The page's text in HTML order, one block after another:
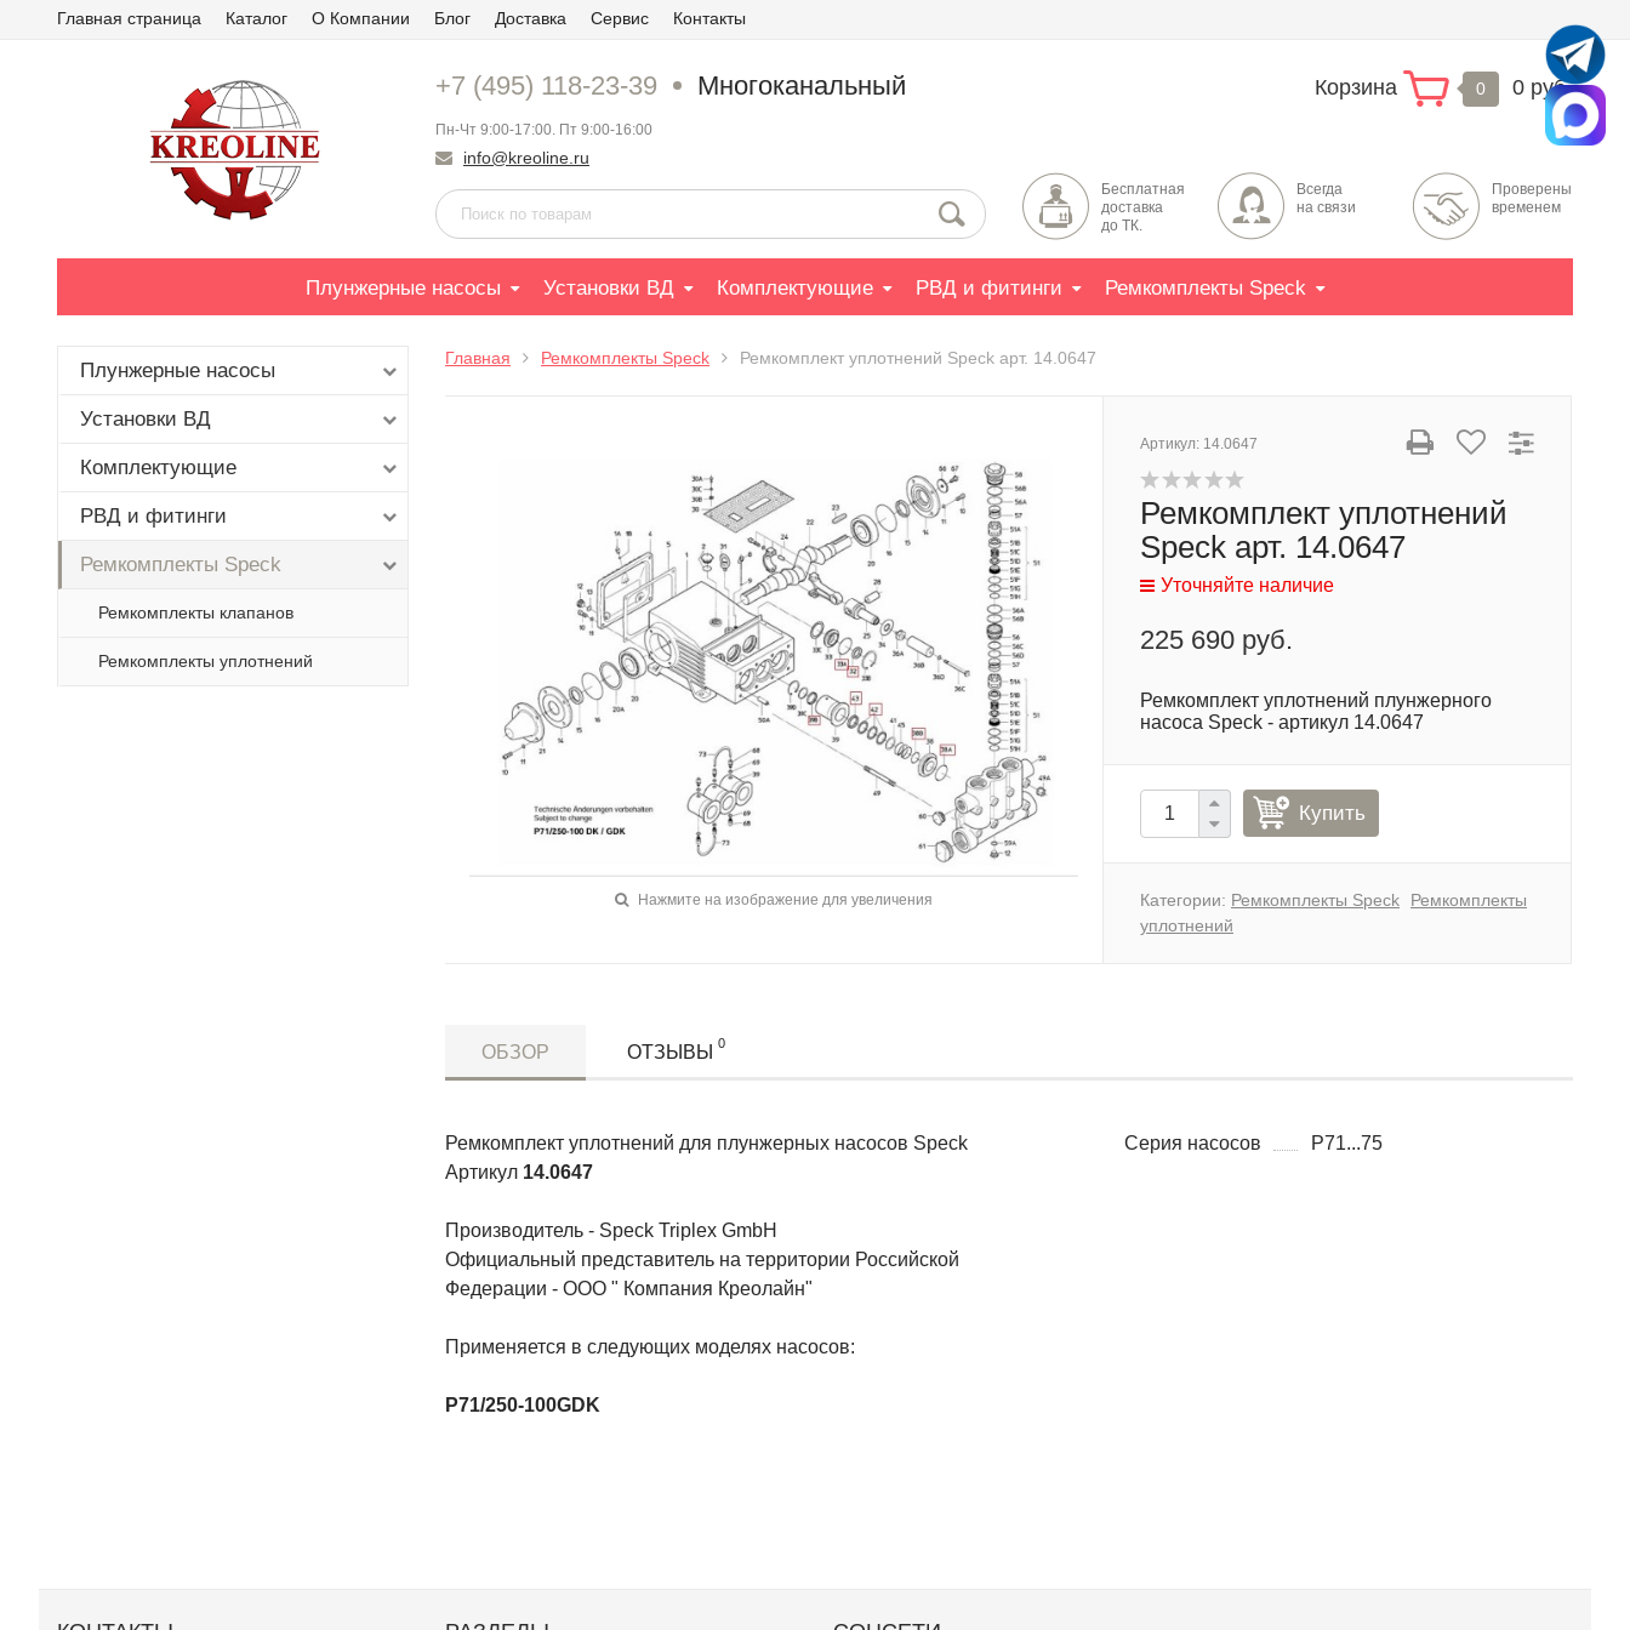
Главная страница Каталог О Компании Блог Доставка Сервис Контакты
+7 (495) 118-23-39 Многоканальный
Пн-Чт 9:00-17:00. Пт 9:00-16:00
info@kreoline.ru
Корзина 0 0 руб.
Бесплатная
доставка
до ТК.
Всегда
на связи
Проверены
временем
Плунжерные насосы Установки ВД Комплектующие РВД и фитинги Ремкомплекты Speck
Плунжерные насосы
Установки ВД
Комплектующие
РВД и фитинги
Ремкомплекты Speck
Ремкомплекты клапанов
Ремкомплекты уплотнений
Главная Ремкомплекты Speck Ремкомплект уплотнений Speck арт. 14.0647
Нажмите на изображение для увеличения
Артикул: 14.0647
Ремкомплект уплотнений
Speck арт. 14.0647
Уточняйте наличие
225 690 руб.
Ремкомплект уплотнений плунжерного
насоса Speck - артикул 14.0647
Купить
Категории: Ремкомплекты Speck
Ремкомплекты
уплотнений
ОБЗОР ОТЗЫВЫ 0
Ремкомплект уплотнений для плунжерных насосов Speck
Артикул 14.0647
Производитель - Speck Triplex GmbH
Официальный представитель на территории Российской
Федерации - ООО " Компания Креолайн"
Применяется в следующих моделях насосов:
P71/250-100GDK
Серия насосов P71...75